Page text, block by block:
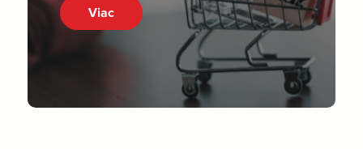
Viac